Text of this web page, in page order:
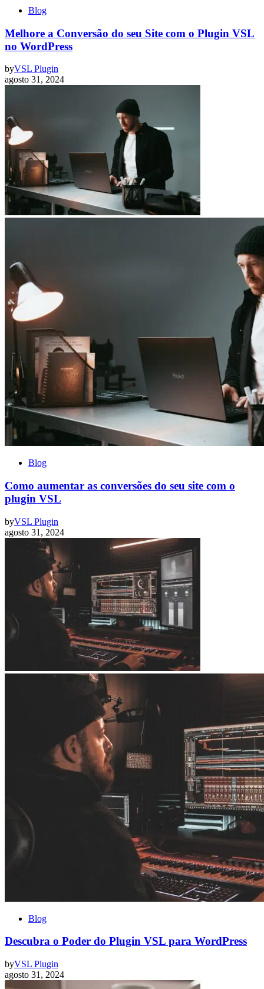
Blog
Melhore a Conversão do seu Site com o Plugin VSL
no WordPress
byVSL Plugin
agosto 31, 2024
Blog
Como aumentar as conversões do seu site com o
plugin VSL
byVSL Plugin
agosto 31, 2024
Blog
Descubra o Poder do Plugin VSL para WordPress
byVSL Plugin
agosto 31, 2024